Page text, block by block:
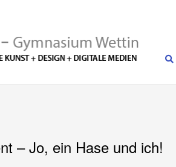
– Jo, ein Hase und ich!